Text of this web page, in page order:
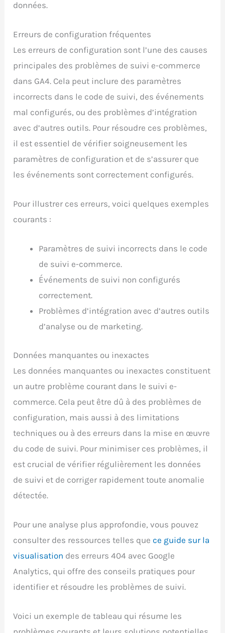
données.
Erreurs de configuration fréquentes
Les erreurs de configuration sont l’une des causes
principales des problèmes de suivi e-commerce
dans GA4. Cela peut inclure des paramètres
incorrects dans le code de suivi, des événements
mal configurés, ou des problèmes d’intégration
avec d’autres outils. Pour résoudre ces problèmes,
il est essentiel de vérifier soigneusement les
paramètres de configuration et de s’assurer que
les événements sont correctement configurés.
Pour illustrer ces erreurs, voici quelques exemples
courants :
Paramètres de suivi incorrects dans le code
de suivi e-commerce.
Événements de suivi non configurés
correctement.
Problèmes d’intégration avec d’autres outils
d’analyse ou de marketing.
Données manquantes ou inexactes
Les données manquantes ou inexactes constituent
un autre problème courant dans le suivi e-
commerce. Cela peut être dû à des problèmes de
configuration, mais aussi à des limitations
techniques ou à des erreurs dans la mise en œuvre
du code de suivi. Pour minimiser ces problèmes, il
est crucial de vérifier régulièrement les données
de suivi et de corriger rapidement toute anomalie
détectée.
Pour une analyse plus approfondie, vous pouvez
consulter des ressources telles quece guide sur la
visualisation des erreurs 404 avec Google
Analytics, qui offre des conseils pratiques pour
identifier et résoudre les problèmes de suivi.
Voici un exemple de tableau qui résume les